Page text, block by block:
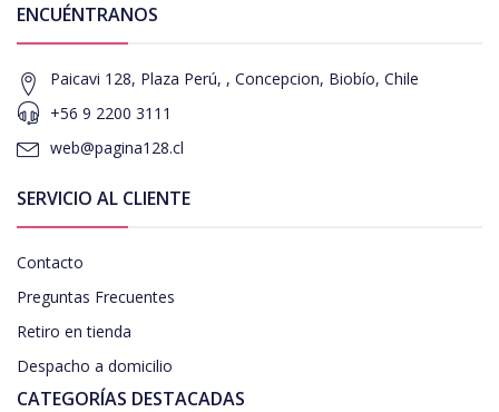
ENCUÉNTRANOS
Paicavi 128, Plaza Perú, , Concepcion, Biobío, Chile
+56 9 2200 3111
web@pagina128.cl
SERVICIO AL CLIENTE
Contacto
Preguntas Frecuentes
Retiro en tienda
Despacho a domicilio
CATEGORÍAS DESTACADAS